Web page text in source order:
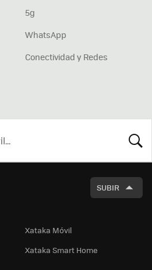
5g
WhatsApp
Conectividad y Redes
SUBIR
Xataka Móvil
Xataka Smart Home